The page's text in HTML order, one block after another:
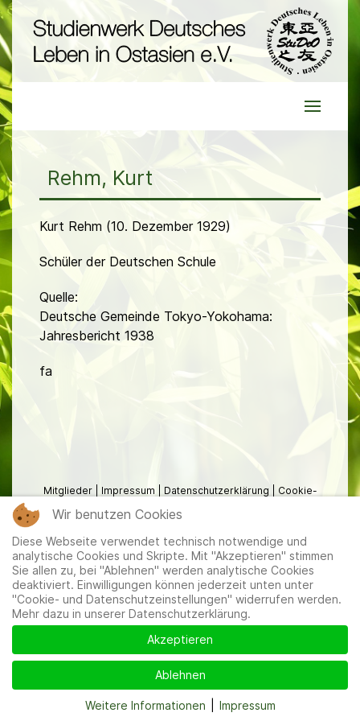
Rehm, Kurt
Kurt Rehm (10. Dezember 1929)
Schüler der Deutschen Schule
Quelle:
Deutsche Gemeinde Tokyo-Yokohama:
Jahresbericht 1938
fa
Mitglieder Impressum Datenschutzerklärung
Cookie-
Wir benutzen Cookies
Diese Webseite verwendet technisch notwendige und
analytische Cookies und Skripte. Mit "Akzeptieren" stimmen
Sie allen zu, bei "Ablehnen" werden analytische Cookies
deaktiviert. Einwilligungen können jederzeit unten unter
"Cookie- und Datenschutzeinstellungen" widerrufen werden.
Mehr dazu in unserer Datenschutzerklärung.
Akzeptieren
Ablehnen
Weitere Informationen Impressum